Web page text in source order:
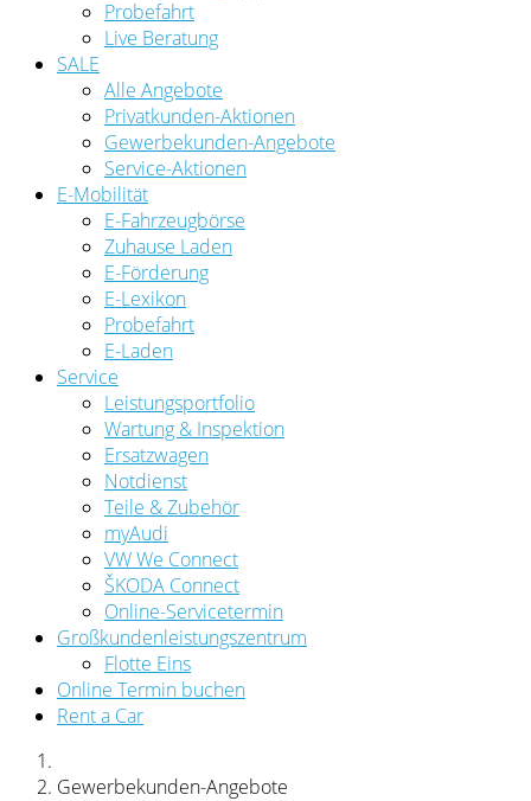
Probefahrt
Live Beratung
SALE
Alle Angebote
Privatkunden-Aktionen
Gewerbekunden-Angebote
Service-Aktionen
E-Mobilität
E-Fahrzeugbörse
Zuhause Laden
E-Förderung
E-Lexikon
Probefahrt
E-Laden
Service
Leistungsportfolio
Wartung & Inspektion
Ersatzwagen
Notdienst
Teile & Zubehör
myAudi
VW We Connect
ŠKODA Connect
Online-Servicetermin
Großkundenleistungszentrum
Flotte Eins
Online Termin buchen
Rent a Car
Gewerbekunden-Angebote